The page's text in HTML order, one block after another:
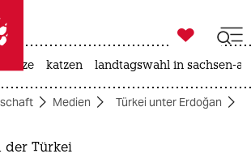
taz zahl ich
taz zahl ich

taz zahl ich
hitze katzen landtagswahl in sachsen-
Medien Türkei unter Erdoğan
der Türkei